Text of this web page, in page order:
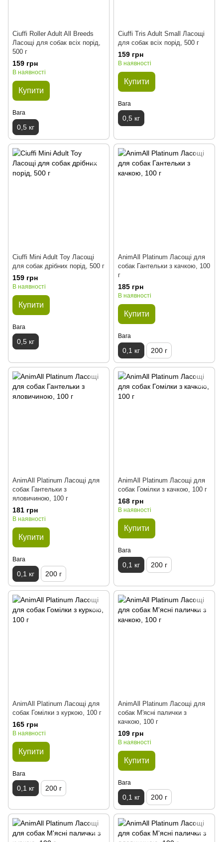
Ciuffi Roller Adult All Breeds
Ласощі для собак всіх порід,
500 г
159 грн
В наявності
Купити
Вага
0,5 кг
Ciuffi Tris Adult Small Ласощі
для собак всіх порід, 500 г
159 грн
В наявності
Купити
Вага
0,5 кг
Ciuffi Mini Adult Toy Ласощі
для собак дрібних порід, 500 г
159 грн
В наявності
Купити
Вага
0,5 кг
AnimAll Platinum Ласощі для
собак Гантельки з качкою, 100
г
185 грн
В наявності
Купити
Вага
0,1 кг 200 г
AnimAll Platinum Ласощі для
собак Гантельки з
яловичиною, 100 г
181 грн
В наявності
Купити
Вага
0,1 кг 200 г
AnimAll Platinum Ласощі для
собак Гомілки з качкою, 100 г
168 грн
В наявності
Купити
Вага
0,1 кг 200 г
AnimAll Platinum Ласощі для
собак Гомілки з куркою, 100 г
165 грн
В наявності
Купити
Вага
0,1 кг 200 г
AnimAll Platinum Ласощі для
собак М'ясні палички з
качкою, 100 г
109 грн
В наявності
Купити
Вага
0,1 кг 200 г